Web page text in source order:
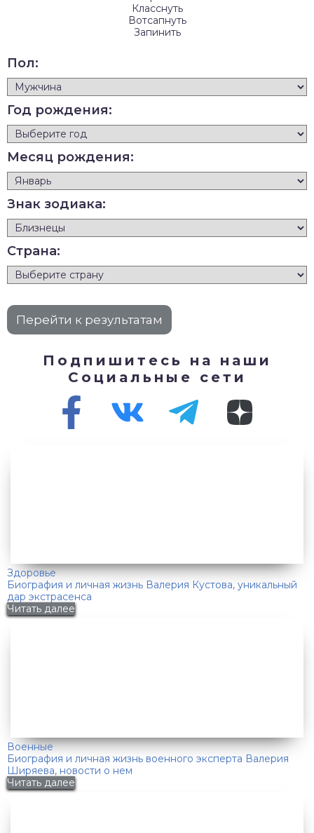
Класснуть
Вотсапнуть
Запинить
Пол:
Год рождения:
Месяц рождения:
Знак зодиака:
Страна:
Подпишитесь на наши
Социальные сети
Здоровье
Биография и личная жизнь Валерия Кустова, уникальный
дар экстрасенса
Читать далее
Военные
Биография и личная жизнь военного эксперта Валерия
Ширяева, новости о нем
Читать далее